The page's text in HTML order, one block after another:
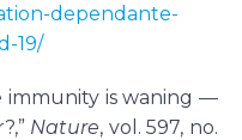
dependante-
19/
immunity is waning —
Nature, vol. 597, no.